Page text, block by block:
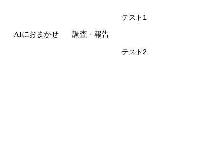
AIにおまかせ 調査・報告
テスト1
テスト2